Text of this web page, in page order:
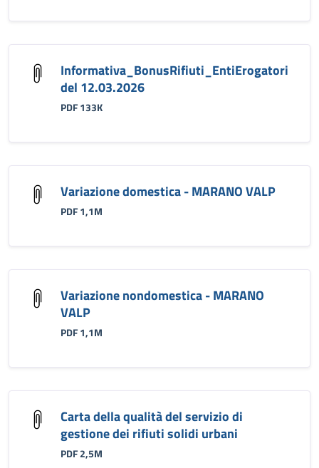
Informativa_BonusRifiuti_EntiErogatori
del 12.03.2026
PDF 133K
Variazione domestica - MARANO VALP
PDF 1,1M
Variazione nondomestica - MARANO
VALP
PDF 1,1M
Carta della qualità del servizio di
gestione dei rifiuti solidi urbani
PDF 2,5M